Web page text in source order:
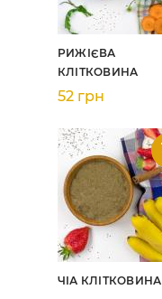
РИЖІЄВА
КЛІТКОВИНА
52 грн
ЧІА КЛІТКОВИНА